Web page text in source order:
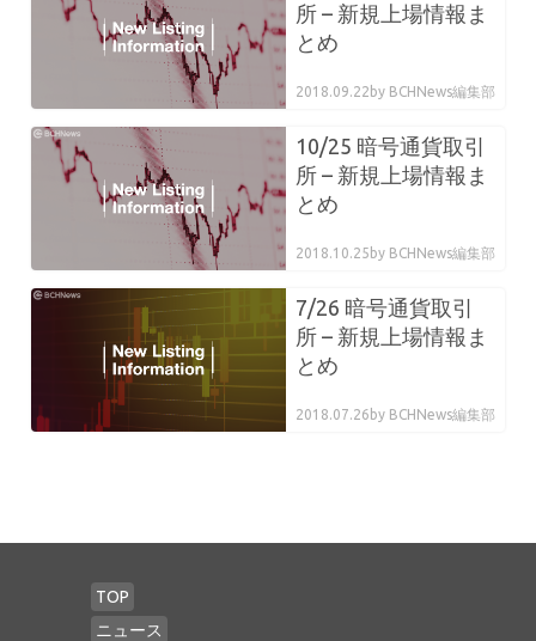
所 – 新規上場情報ま
とめ
2018.09.22 by BCHNews編集部
10/25 暗号通貨取引
所 – 新規上場情報ま
とめ
2018.10.25 by BCHNews編集部
7/26 暗号通貨取引
所 – 新規上場情報ま
とめ
2018.07.26 by BCHNews編集部
TOP
ニュース